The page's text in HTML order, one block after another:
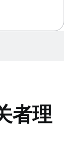
据源 (SSoT)
库简化内容管
单一数据源
者理